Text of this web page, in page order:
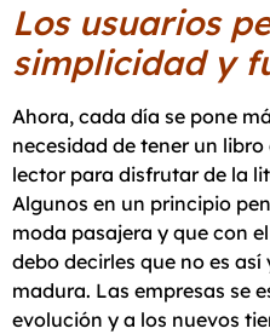
Los usuarios
simplicidad y
Ahora, cada día se pone
necesidad de tener un
lector para disfrutar de la
Algunos en un principio
moda pasajera y que con
debo decirles que no es
madura. Las empresas se
evolución y a los nuevos